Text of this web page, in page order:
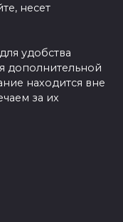
несет
удобства
дополнительной
находится вне
за их